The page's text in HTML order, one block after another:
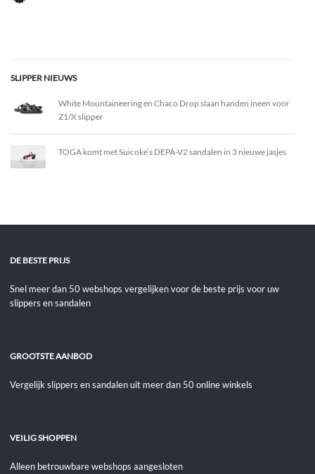
SLIPPER NIEUWS
White Mountaineering en Chaco Drop slaan handen ineen voor
Z1/X slipper
TOGA komt met Suicoke’s DEPA-V2 sandalen in 3 nieuwe jasjes
DE BESTE PRIJS
Snel meer dan 50 webshops vergelijken voor de beste prijs voor uw
slippers en sandalen
GROOTSTE AANBOD
Vergelijk slippers en sandalen uit meer dan 50 online winkels
VEILIG SHOPPEN
Alleen betrouwbare webshops aangesloten